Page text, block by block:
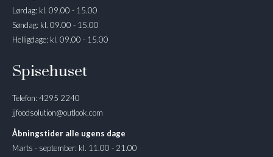
Lørdag: kl. 09.00 - 15.00
Søndag: kl. 09.00 - 15.00
Helligdage: kl. 09.00 - 15.00
Spisehuset
Telefon: 4295 2240
jjfoodsolution@outlook.com
Åbningstider alle ugens dage
Marts - september: kl. 11.00 - 21.00